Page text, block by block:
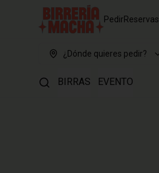
PedirReservas
¿Dónde quieres pedir?
BIRRAS EVENTO